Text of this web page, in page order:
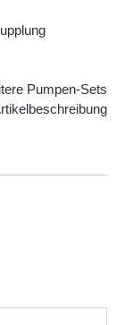
Ebenso ist es
Version
Hydro-Fit
werden und es
unterliegen
Pumpen-Sets